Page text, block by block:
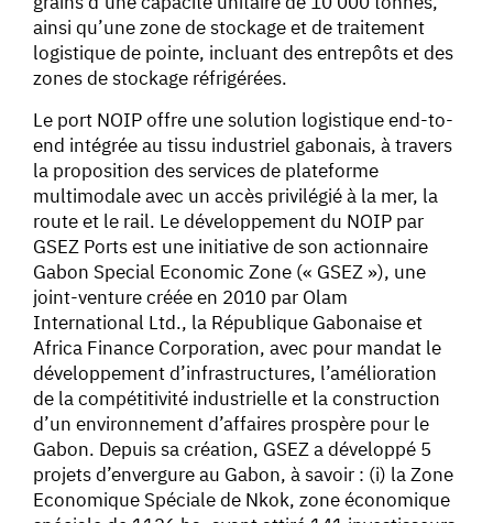
ainsi qu’une zone de stockage et de traitement
logistique de pointe, incluant des entrepôts et des
zones de stockage réfrigérées.
Le port NOIP offre une solution logistique end-to-
end intégrée au tissu industriel gabonais, à travers
la proposition des services de plateforme
multimodale avec un accès privilégié à la mer, la
route et le rail. Le développement du NOIP par
GSEZ Ports est une initiative de son actionnaire
Gabon Special Economic Zone (« GSEZ »), une
joint-venture créée en 2010 par Olam
International Ltd., la République Gabonaise et
Africa Finance Corporation, avec pour mandat le
développement d’infrastructures, l’amélioration
de la compétitivité industrielle et la construction
d’un environnement d’affaires prospère pour le
Gabon. Depuis sa création, GSEZ a développé 5
projets d’envergure au Gabon, à savoir : (i) la Zone
Economique Spéciale de Nkok, zone économique